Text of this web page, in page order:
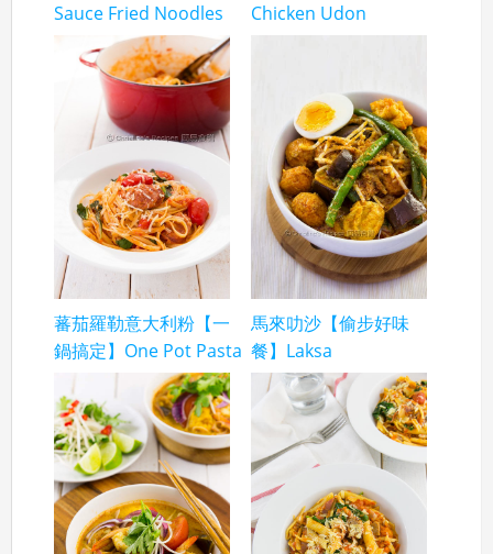
Sauce Fried Noodles
Chicken Udon
蕃茄羅勒意大利粉【一
鍋搞定】One Pot Pasta
馬來叻沙【偷步好味
餐】Laksa